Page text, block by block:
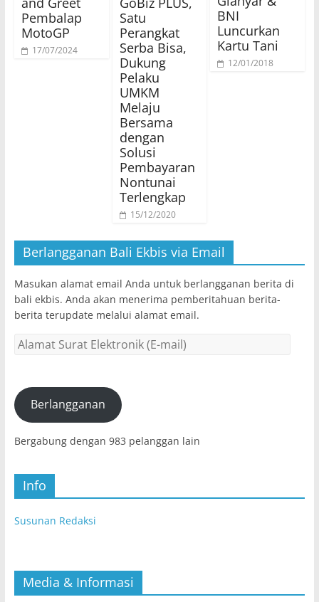
Pembalap
MotoGP
17/07/2024
Satu
Perangkat
Serba Bisa,
Dukung
Pelaku
UMKM
Melaju
Bersama
dengan
Solusi
Pembayaran
Nontunai
Terlengkap
15/12/2020
BNI
Luncurkan
Kartu Tani
12/01/2018
Berlangganan Bali Ekbis via Email
Masukan alamat email Anda untuk berlangganan berita di
bali ekbis. Anda akan menerima pemberitahuan berita-
berita terupdate melalui alamat email.
Alamat
(E-
mail)Berlangganan
Bergabung dengan 983 pelanggan lain
Info
Susunan Redaksi
Media & Informasi